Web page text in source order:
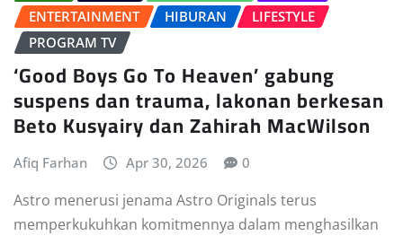
ENTERTAINMENT
HIBURAN
LIFESTYLE
PROGRAM TV
‘Good Boys Go To Heaven’ gabung
suspens dan trauma, lakonan berkesan
Beto Kusyairy dan Zahirah MacWilson
Afiq Farhan Apr 30, 2026 0
Astro menerusi jenama Astro Originals terus
memperkukuhkan komitmennya dalam menghasilkan